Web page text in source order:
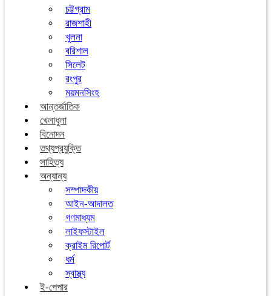
চট্টগ্রাম
রাজশাহী
খুলনা
বরিশাল
সিলেট
রংপুর
ময়মনসিংহ
আন্তর্জাতিক
খেলাধুলা
বিনোদন
তথ্যপ্রযুক্তি
সাহিত্য
অন্যান্য
সম্পাদকীয়
আইন-আদালত
গণমাধ্যম
লাইফস্টাইল
ক্রাইম রিপোর্ট
ধর্ম
স্বাস্থ্য
ই-পেপার